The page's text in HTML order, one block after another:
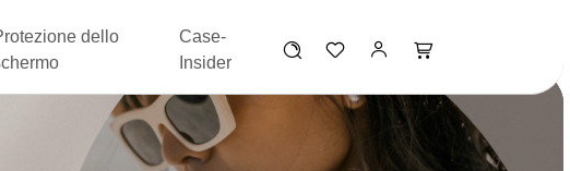
dello
Case-
Insider